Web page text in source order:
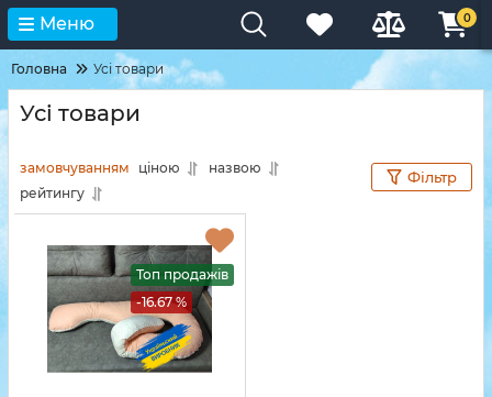
Меню 0
Головна Усі товари
Усі товари
замовчуванням ціною
назвою
рейтингу
Фільтр
Топ продажів
-16.67 %